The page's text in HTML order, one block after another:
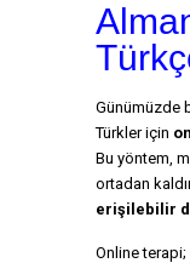
Günümüzde
Türkler için
Bu yöntem,
ortadan
erişilebilir
Online